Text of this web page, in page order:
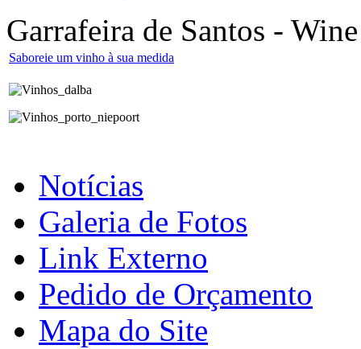
Garrafeira de Santos -
Saboreie um vinho à sua medida
Notícias
Galeria de Fotos
Link Externo
Pedido de Orçamento
Mapa do Site